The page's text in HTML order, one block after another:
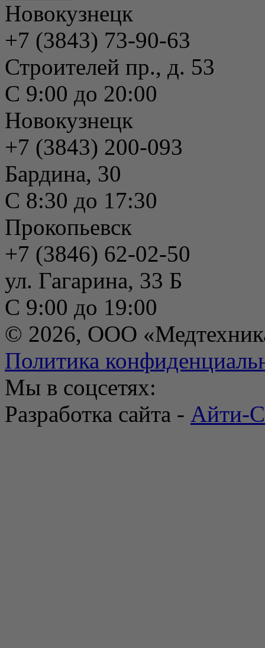
Новокузнецк
+7 (3843) 73-90-63
Строителей пр., д. 53
С 9:00 до 20:00
Новокузнецк
+7 (3843) 200-093
Бардина, 30
С 8:30 до 17:30
Прокопьевск
+7 (3846) 62-02-50
ул. Гагарина, 33 Б
С 9:00 до 19:00
© 2026, ООО
Политика
Мы в соцсетях:
Разработка сайта - Айти-